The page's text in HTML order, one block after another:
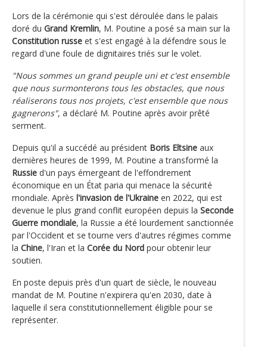
Lors de la cérémonie qui s'est déroulée dans le palais
doré du Grand Kremlin, M. Poutine a posé sa main sur la
Constitution russe et s'est engagé à la défendre sous le
regard d'une foule de dignitaires triés sur le volet.
"Nous sommes un grand peuple uni et c'est ensemble
que nous surmonterons tous les obstacles, que nous
réaliserons tous nos projets, c'est ensemble que nous
gagnerons", a déclaré M. Poutine après avoir prêté
serment.
Depuis qu'il a succédé au président Boris Eltsine aux
dernières heures de 1999, M. Poutine a transformé la
Russie d'un pays émergeant de l'effondrement
économique en un État paria qui menace la sécurité
mondiale. Après l'invasion de l'Ukraine en 2022, qui est
devenue le plus grand conflit européen depuis la Seconde
Guerre mondiale, la Russie a été lourdement sanctionnée
par l'Occident et se tourne vers d'autres régimes comme
la Chine, l'Iran et la Corée du Nord pour obtenir leur
soutien.
En poste depuis près d'un quart de siècle, le nouveau
mandat de M. Poutine n'expirera qu'en 2030, date à
laquelle il sera constitutionnellement éligible pour se
représenter.